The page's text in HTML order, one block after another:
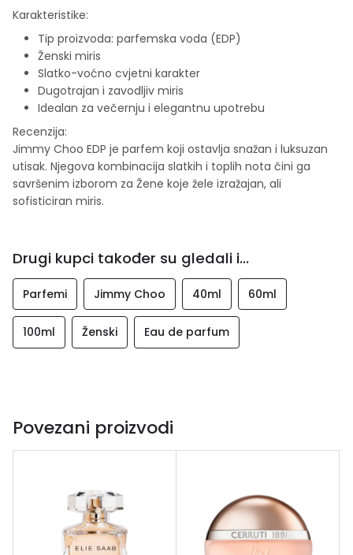
Karakteristike:
Tip proizvoda: parfemska voda (EDP)
Ženski miris
Slatko-voćno cvjetni karakter
Dugotrajan i zavodljiv miris
Idealan za večernju i elegantnu upotrebu
Recenzija:
Jimmy Choo EDP je parfem koji ostavlja snažan i luksuzan
utisak. Njegova kombinacija slatkih i toplih nota čini ga
savršenim izborom za Žene koje žele izražajan, ali
sofisticiran miris.
Drugi kupci također su gledali i...
Parfemi Jimmy Choo 40ml 60ml
100ml Ženski Eau de parfum
Povezani proizvodi